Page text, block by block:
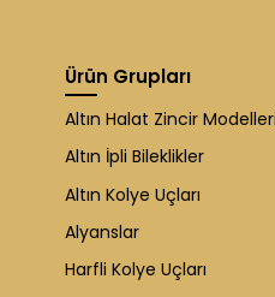
Ürün Grupları
Altın Halat Zincir Modelleri
Altın İpli Bileklikler
Altın Kolye Uçları
Alyanslar
Harfli Kolye Uçları